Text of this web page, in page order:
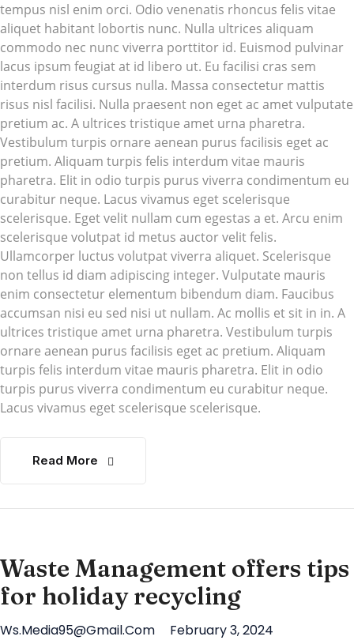
tempus nisl enim orci. Odio venenatis rhoncus felis vitae
aliquet habitant lobortis nunc. Nulla ultrices aliquam
commodo nec nunc viverra porttitor id. Euismod pulvinar
lacus ipsum feugiat at id libero ut. Eu facilisi cras sem
interdum risus cursus nulla. Massa consectetur mattis
risus nisl facilisi. Nulla praesent non eget ac amet vulputate
pretium ac. A ultrices tristique amet urna pharetra.
Vestibulum turpis ornare aenean purus facilisis eget ac
pretium. Aliquam turpis felis interdum vitae mauris
pharetra. Elit in odio turpis purus viverra condimentum eu
curabitur neque. Lacus vivamus eget scelerisque
scelerisque. Eget velit nullam cum egestas a et. Arcu enim
scelerisque volutpat id metus auctor velit felis.
Ullamcorper luctus volutpat viverra aliquet. Scelerisque
non tellus id diam adipiscing integer. Vulputate mauris
enim consectetur elementum bibendum diam. Faucibus
accumsan nisi eu sed nisi ut nullam. Ac mollis et sit in in. A
ultrices tristique amet urna pharetra. Vestibulum turpis
ornare aenean purus facilisis eget ac pretium. Aliquam
turpis felis interdum vitae mauris pharetra. Elit in odio
turpis purus viverra condimentum eu curabitur neque.
Lacus vivamus eget scelerisque scelerisque.
Read More
Waste Management offers tips
for holiday recycling
Ws.media95@gmail.com February 3, 2024